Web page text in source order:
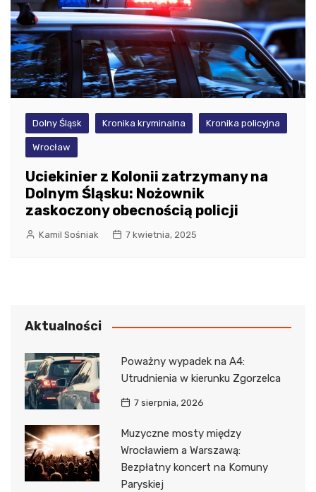
Dolny Śląsk Kronika kryminalna Kronika policyjna
Wrocław
Uciekinier z Kolonii zatrzymany na
Dolnym Śląsku: Nożownik
zaskoczony obecnością policji
Kamil Sośniak 7 kwietnia, 2025
Aktualności
Poważny wypadek na A4:
Utrudnienia w kierunku Zgorzelca
7 sierpnia, 2026
Muzyczne mosty między
Wrocławiem a Warszawą:
Bezpłatny koncert na Komuny
Paryskiej